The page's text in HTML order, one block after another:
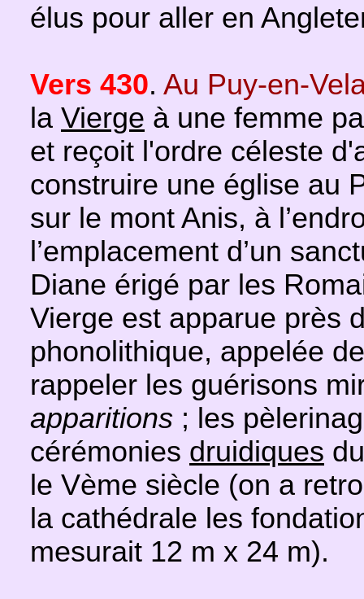
élus pour aller en
Vers 430. Au Puy-en-
la Vierge à une femme
et reçoit l'ordre céleste
construire une église au
sur le mont Anis, à
l’emplacement d’un
Diane érigé par les
Vierge est apparue près
phonolithique, appelée
rappeler les guérisons
apparitions ; les
cérémonies druidiques
le Vème siècle (on a
la cathédrale les
mesurait 12 m x 24 m).